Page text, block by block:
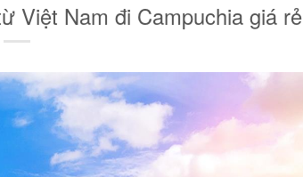
Việt Nam đi Campuchia giá rẻ